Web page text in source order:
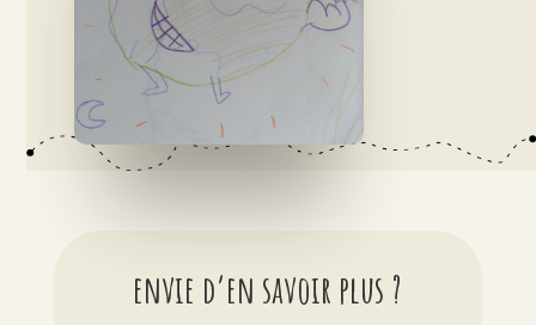
envie d’en savoir plus ?